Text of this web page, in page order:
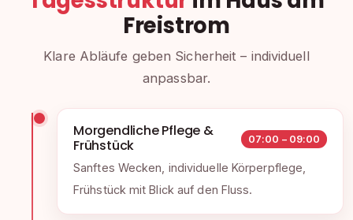
Freistrom
Klare Abläufe geben Sicherheit – individuell
anpassbar.
Morgendliche Pflege &
Frühstück
07:00 – 09:00
Sanftes Wecken, individuelle Körperpflege,
Frühstück mit Blick auf den Fluss.